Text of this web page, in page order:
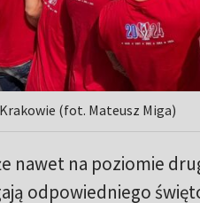
(fot. Mateusz Miga)
nawet na poziomie
odpowiedniego